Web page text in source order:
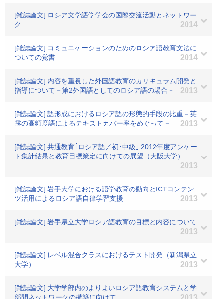
[雑誌論文] ロシア文学語学学会の国際交流活動とネットワー
ク
2014
[雑誌論文] コミュニケーションのためのロシア語教育文法に
ついての覚書
2014
[雑誌論文] 内容を重視した外国語教育のカリキュラム開発と
指導について－第2外国語としてのロシア語の場合－
2013
[雑誌論文] 語形成におけるロシア語の形態的手段の比重－英
露の高頻度語によるテキストカバー率をめぐって－
2013
[雑誌論文] 共通教育｢ロシア語／初･中級｣ 2012年度アンケー
ト集計結果と教育目標策定に向けての展望（大阪大学）
2013
[雑誌論文] 岩手大学における語学教育の動向とICTコンテン
ツ活用によるロシア語自律学習支援
2013
[雑誌論文] 岩手県立大学ロシア語教育の目標と内容について
2013
[雑誌論文] レベル混合クラスにおけるテスト開発（新潟県立
大学）
2013
[雑誌論文] 大学学部内のよりよいロシア語教育システムと学
部間ネットワークの構築に向けて
2013